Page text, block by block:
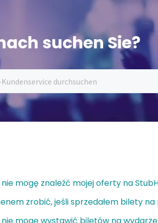
suchen Sie?
mogę znaleźć mojej oferty na
zrobić, jeśli sprzedałem bilety